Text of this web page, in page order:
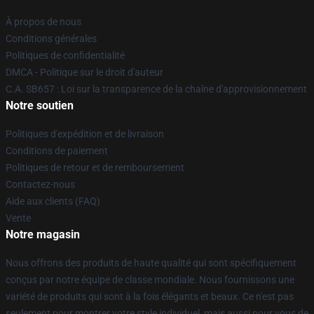
À propos de nous
Conditions générales
Politiques de confidentialité
DMCA - Politique sur le droit d'auteur
C.A. SB657 : Loi sur la transparence de la chaîne d'approvisionnement
Notre soutien
Politiques d'expédition et de livraison
Conditions de paiement
Politiques de retour et de remboursement
Contactez-nous
Aide aux clients (FAQ)
Vente
Notre magasin
Nous offrons des produits de haute qualité qui sont spécifiquement
conçus par notre équipe de classe mondiale. Nous fournissons une
variété de produits qui sont à la fois élégants et beaux. Ce n'est pas